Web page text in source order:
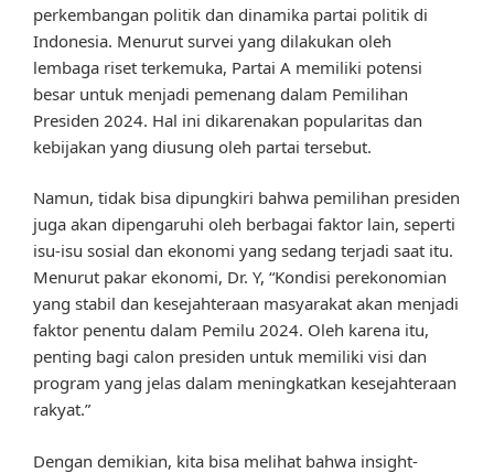
perkembangan politik dan dinamika partai politik di
Indonesia. Menurut survei yang dilakukan oleh
lembaga riset terkemuka, Partai A memiliki potensi
besar untuk menjadi pemenang dalam Pemilihan
Presiden 2024. Hal ini dikarenakan popularitas dan
kebijakan yang diusung oleh partai tersebut.
Namun, tidak bisa dipungkiri bahwa pemilihan presiden
juga akan dipengaruhi oleh berbagai faktor lain, seperti
isu-isu sosial dan ekonomi yang sedang terjadi saat itu.
Menurut pakar ekonomi, Dr. Y, “Kondisi perekonomian
yang stabil dan kesejahteraan masyarakat akan menjadi
faktor penentu dalam Pemilu 2024. Oleh karena itu,
penting bagi calon presiden untuk memiliki visi dan
program yang jelas dalam meningkatkan kesejahteraan
rakyat.”
Dengan demikian, kita bisa melihat bahwa insight-